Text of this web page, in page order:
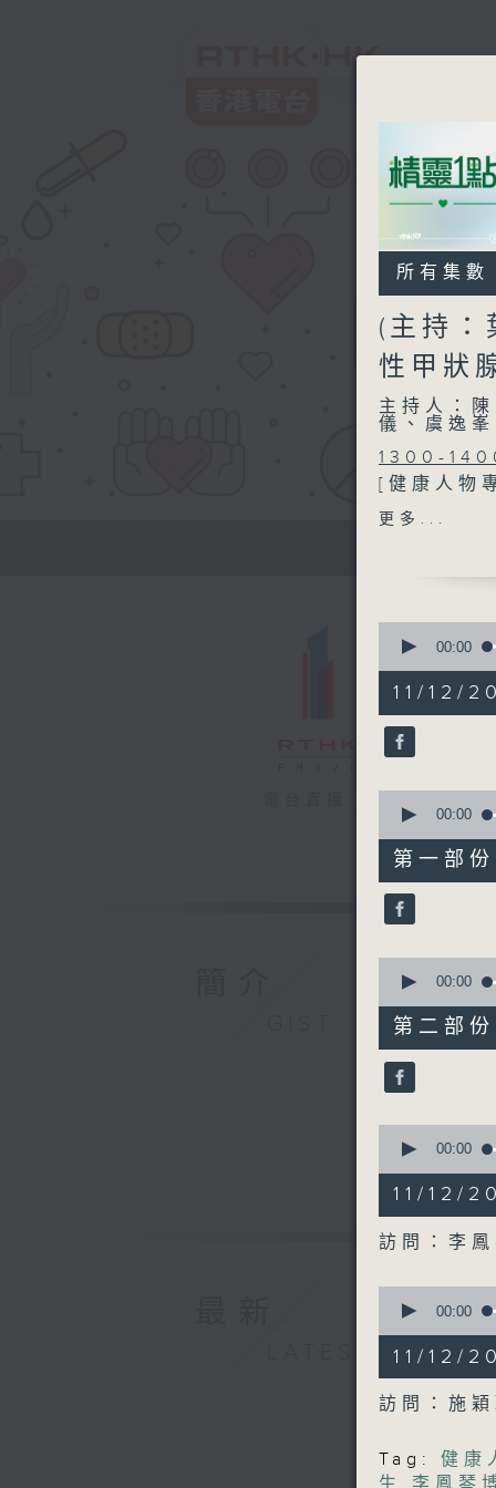
所有集數
(主持
性甲狀
主持人：
儀、虞逸
1300-
[健康人物
主題：全
主題：先
嘉賓：施
更多...
seconds
hour,
37
minutes,
14
90%
00:00
11/12/
seconds
49
minutes,
20
seconds
90%
00:00
第一部
seconds
48
minutes,
4
seconds
90%
00:00
第二部
seconds
49
minutes,
15
seconds
90%
00:00
11/12/
訪問：李
seconds
47
minutes,
59
seconds
90%
00:00
11/12/
訪問：施
Tag:
健康